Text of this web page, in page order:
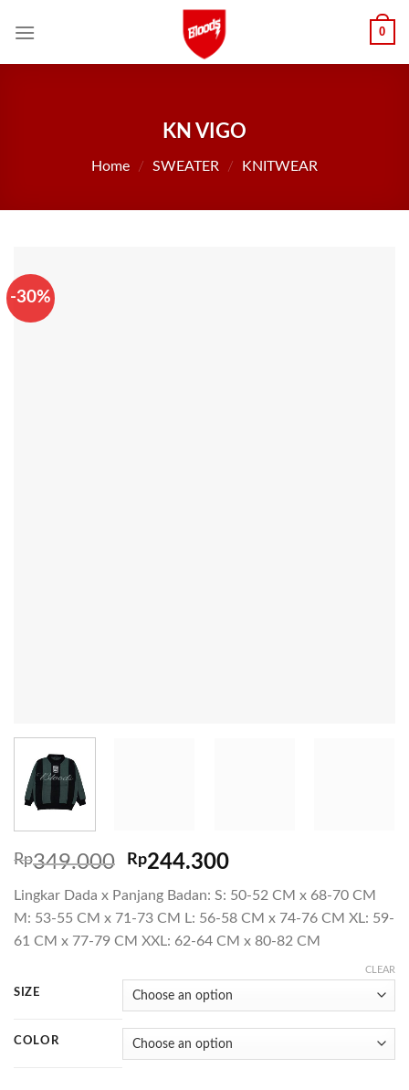
0
KN VIGO
Home / SWEATER / KNITWEAR
-30%
Rp349.000 Rp244.300
Lingkar Dada x Panjang Badan: S: 50-52 CM x 68-70 CM
M: 53-55 CM x 71-73 CM L: 56-58 CM x 74-76 CM XL: 59-
61 CM x 77-79 CM XXL: 62-64 CM x 80-82 CM
SIZE
COLOR
CLEAR